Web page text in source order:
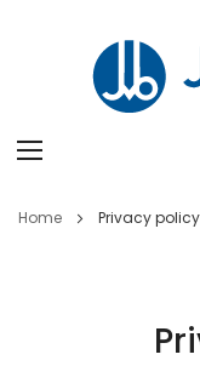
Ga
Home Privacy policy